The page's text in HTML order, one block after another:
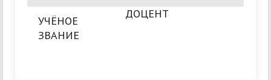
УЧЁНОЕ
ЗВАНИЕ
ДОЦЕНТ